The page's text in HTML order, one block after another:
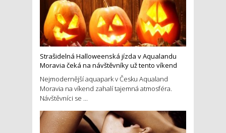
Strašidelná Halloweenská jízda v Aqualandu
Moravia čeká na návštěvníky už tento víkend
Nejmodernější aquapark v Česku Aqualand
Moravia na víkend zahalí tajemná atmosféra.
Návštěvníci se ...